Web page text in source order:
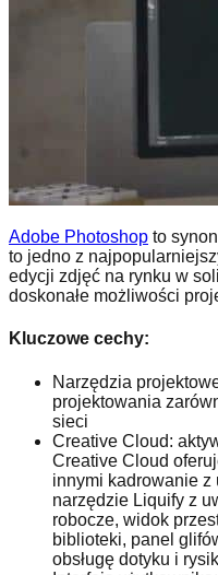
Adobe Photoshop to
to jedno z
edycji zdjęć na rynku w
doskonałe możliwości
Kluczowe cechy:
Narzędzia
projektowania
sieci
Creative Cloud:
Creative Cloud
innymi kadrowanie
narzędzie Liquify z
robocze, widok
biblioteki, panel
obsługę dotyku i